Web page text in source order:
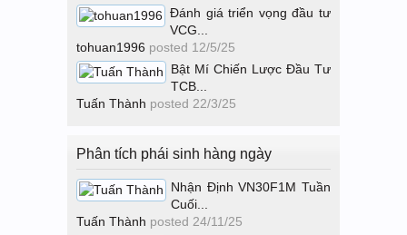
Đánh giá triển vọng đầu tư
VCG...
tohuan1996 posted 12/5/25
Bật Mí Chiến Lược Đầu Tư
TCB...
Tuấn Thành posted 22/3/25
Phân tích phái sinh hàng ngày
Nhận Định VN30F1M Tuần
Cuối...
Tuấn Thành posted 24/11/25